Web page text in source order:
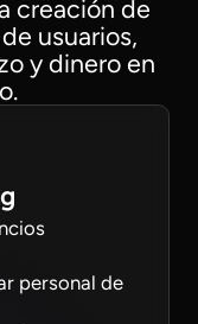
creación de
usuarios,
y dinero en
personal de